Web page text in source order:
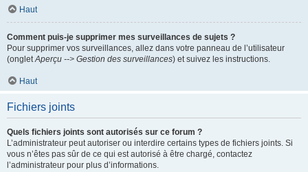
Haut
Comment puis-je supprimer mes surveillances de sujets ?
Pour supprimer vos surveillances, allez dans votre panneau de l’utilisateur
(ongletAperçu --> Gestion des surveillances) et suivez les instructions.
Haut
Fichiers joints
Quels fichiers joints sont autorisés sur ce forum ?
L’administrateur peut autoriser ou interdire certains types de fichiers joints. Si
vous n’êtes pas sûr de ce qui est autorisé à être chargé, contactez
l’administrateur pour plus d’informations.